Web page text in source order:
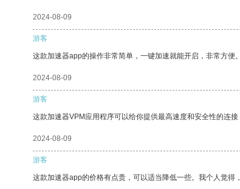
2024-08-09
游客
这款加速器app的操作非常简单，一键加速就能开启，非常方便。
2024-08-09
游客
这款加速器VPM应用程序可以给你提供最高速度和安全性的连接
2024-08-09
游客
这款加速器app的价格有点贵，可以适当降低一些。我个人觉得